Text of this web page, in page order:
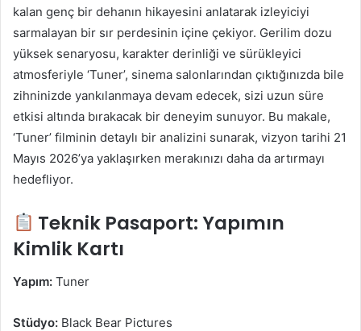
kalan genç bir dehanın hikayesini anlatarak izleyiciyi
sarmalayan bir sır perdesinin içine çekiyor. Gerilim dozu
yüksek senaryosu, karakter derinliği ve sürükleyici
atmosferiyle ‘Tuner’, sinema salonlarından çıktığınızda bile
zihninizde yankılanmaya devam edecek, sizi uzun süre
etkisi altında bırakacak bir deneyim sunuyor. Bu makale,
‘Tuner’ filminin detaylı bir analizini sunarak, vizyon tarihi 21
Mayıs 2026’ya yaklaşırken merakınızı daha da artırmayı
hedefliyor.
Teknik Pasaport: Yapımın
Kimlik Kartı
Yapım: Tuner
Stüdyo: Black Bear Pictures